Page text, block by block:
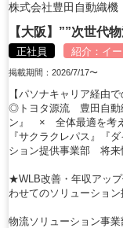
株式会社豊田自動織機
【大阪】””次世代
正社員 紹介： イ
掲載期間：2026/7/17〜
【パソナキャリア経由
◎トヨタ源流 豊田自動
ン』 × 全体最適を考
『サクラクレパス』『
ション提供事業部 将来
★WLB改善・年収アッ
わせてのソリューショ
物流ソリューション事業